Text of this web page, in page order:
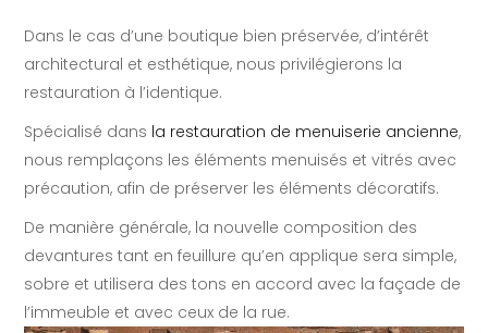
Dans le cas d’une boutique bien préservée, d’intérêt
architectural et esthétique, nous privilégierons la
restauration à l’identique.
Spécialisé dans la restauration de menuiserie ancienne,
nous remplaçons les éléments menuisés et vitrés avec
précaution, afin de préserver les éléments décoratifs.
De manière générale, la nouvelle composition des
devantures tant en feuillure qu’en applique sera simple,
sobre et utilisera des tons en accord avec la façade de
l’immeuble et avec ceux de la rue.